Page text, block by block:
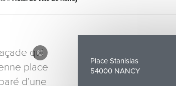
Place Stanislas
54000 NANCY
qui
place
d’une